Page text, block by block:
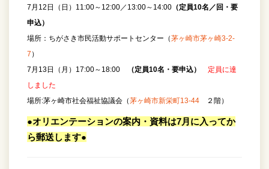
7月12日（日）11:00～12:00／13:00～14:00 （定員10名／回・要
申込）
場所：ちがさき市民活動サポートセンター（茅ヶ崎市茅ヶ崎3-2-
7 ）
7月13日（月）17:00～18:00
（定員10名・要申込）
定員に達
しました
場所:茅ヶ崎市社会福祉協議会（茅ヶ崎市新栄町13-44 ２階）
●オリエンテーションの案内・資料は7月に入ってか
ら郵送します●